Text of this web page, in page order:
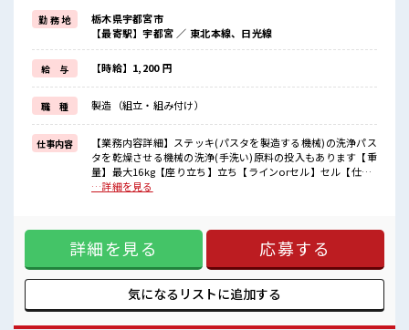
場合によってはお願いすることもあります♪
≪ラクラク制服アリ≫
制服があるので、
毎日の服装の悩み解消♪
≪未経験OKの仕事≫
新しいことにチャレンジするのは不安だけど、
しっかり働く環境が整っています！
イチからスキルUP・ステップUP目指していきましょう！
≪自分に向いている仕事が探せる≫
困った事などがあれば、
担当がしっかりサポートします！
■職場の雰囲気
時間があれば昼寝もしちゃおう！
職場にはロッカー完備！
私物の置きすぎには注意が必要ですね★
勤 務 地
栃木県宇都宮市
【最寄駅】宇都宮 ／ 東北本線、日光線
給 与 【時給】1,200 円
職 種 製造（組立・組み付け）
仕事内容
【業務内容詳細】ステッキ(パスタを製造する機械)の洗浄パス
タを乾燥させる機械の洗浄(手洗い)原料の投入もあります【重
量】最大16kg【座り立ち】立ち【ラインorセル】セル【仕事
中】1人【職場環境】パスタを乾燥させるため熱い場所になり
リを≫ 残業はほとんどナシ！ 場合によってはお願いすること
もあります♪ ≪ラクラク制服アリ≫ 制服があるので、 毎日の
服装の悩み解消♪ ≪未経験OKの仕事≫ 新しいことにチャレ
ンジするのは不安だけど、 しっかり働く環境が整っていま
す！ イチからスキルUP・ステップUP目指していきましょ
う！ ≪自分に向いている仕事が探せる≫ 困った事などがあれ
…詳細を見る
詳細を見る 応募する
気になるリストに追加する